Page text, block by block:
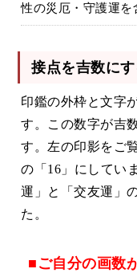
性の災厄・守護運を
接点を吉数に
印鑑の外枠と文字
す。この数字が吉
す。左の印影をご
の「16」にしてい
運」と「交友運」
た。
■ご自分の画数